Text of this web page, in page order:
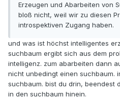
Erzeugen und Abarbeiten von
bloß nicht, weil wir zu diesen
introspektiven Zugang haben.
und was ist höchst intelligentes
suchbaum ergibt sich aus dem
intelligenz. zum abarbeiten dann
nicht unbedingt einen suchbaum.
suchbaum. bist du drin, beendest
in den suchbaum hinein.